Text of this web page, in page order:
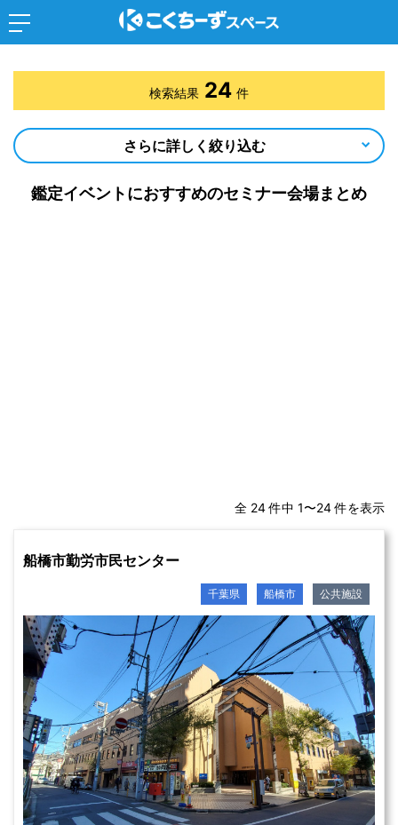
鑑定イベントにおすすめのセミナー会場まとめ
全 24 件中 1〜24 件を表示
船橋市勤労市民センター
千葉県 船橋市 公共施設
検索結果 24 件
さらに詳しく絞り込む